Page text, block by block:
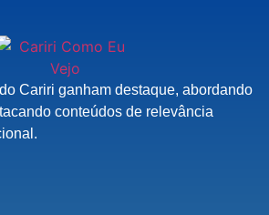
Cariri ganham destaque, abordando
conteúdos de relevância